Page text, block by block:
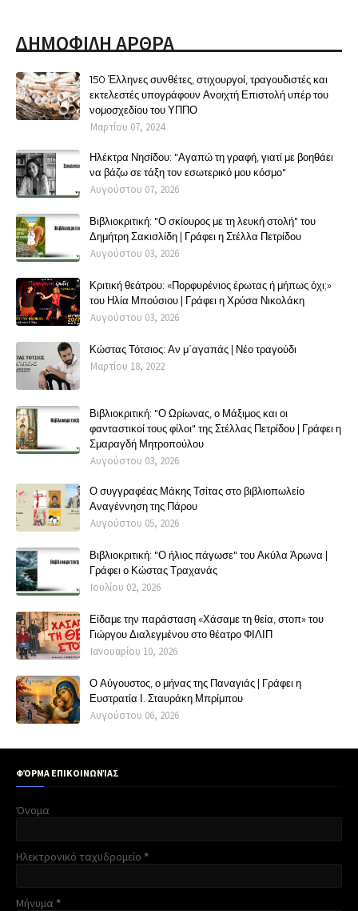
ΔΗΜΟΦΙΛΗ ΑΡΘΡΑ
150 Έλληνες συνθέτες, στιχουργοί, τραγουδιστές και
εκτελεστές υπογράφουν Ανοιχτή Επιστολή υπέρ του
νομοσχεδίου του ΥΠΠΟ
Μαρτίου 07, 2024
Ηλέκτρα Νησίδου: "Αγαπώ τη γραφή, γιατί με βοηθάει
να βάζω σε τάξη τον εσωτερικό μου κόσμο"
Αυγούστου 07, 2026
Βιβλιοκριτική: "Ο σκίουρος με τη λευκή στολή" του
Δημήτρη Σακισλίδη | Γράφει η Στέλλα Πετρίδου
Αυγούστου 03, 2026
Κριτική θεάτρου: «Πορφυρένιος έρωτας ή μήπως όχι;»
του Ηλία Μπούσιου | Γράφει η Χρύσα Νικολάκη
Αυγούστου 03, 2026
Κώστας Τότσιος: Αν μ΄αγαπάς | Νέο τραγούδι
Μαρτίου 18, 2022
Βιβλιοκριτική: "Ο Ωρίωνας, ο Μάξιμος και οι
φανταστικοί τους φίλοι" της Στέλλας Πετρίδου | Γράφει η
Σμαραγδή Μητροπούλου
Αυγούστου 03, 2026
Ο συγγραφέας Μάκης Τσίτας στο βιβλιοπωλείο
Αναγέννηση της Πάρου
Αυγούστου 05, 2026
Βιβλιοκριτική: "Ο ήλιος πάγωσε" του Ακύλα Άρωνα |
Γράφει ο Κώστας Τραχανάς
Ιουλίου 02, 2026
Είδαμε την παράσταση «Χάσαμε τη θεία, στοπ» του
Γιώργου Διαλεγμένου στο θέατρο ΦΙΛΙΠ
Ιανουαρίου 10, 2026
Ο Αύγουστος, ο μήνας της Παναγιάς | Γράφει η
Ευστρατία Ι. Σταυράκη Μπρίμπου
Αυγούστου 06, 2026
ΦΌΡΜΑ ΕΠΙΚΟΙΝΩΝΊΑΣ
Όνομα
Ηλεκτρονικό ταχυδρομείο *
Μήνυμα *